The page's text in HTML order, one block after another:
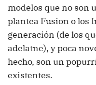
modelos que no son
plantea Fusion o los
generación (de los
adelatne), y poca
hecho, son un
existentes.